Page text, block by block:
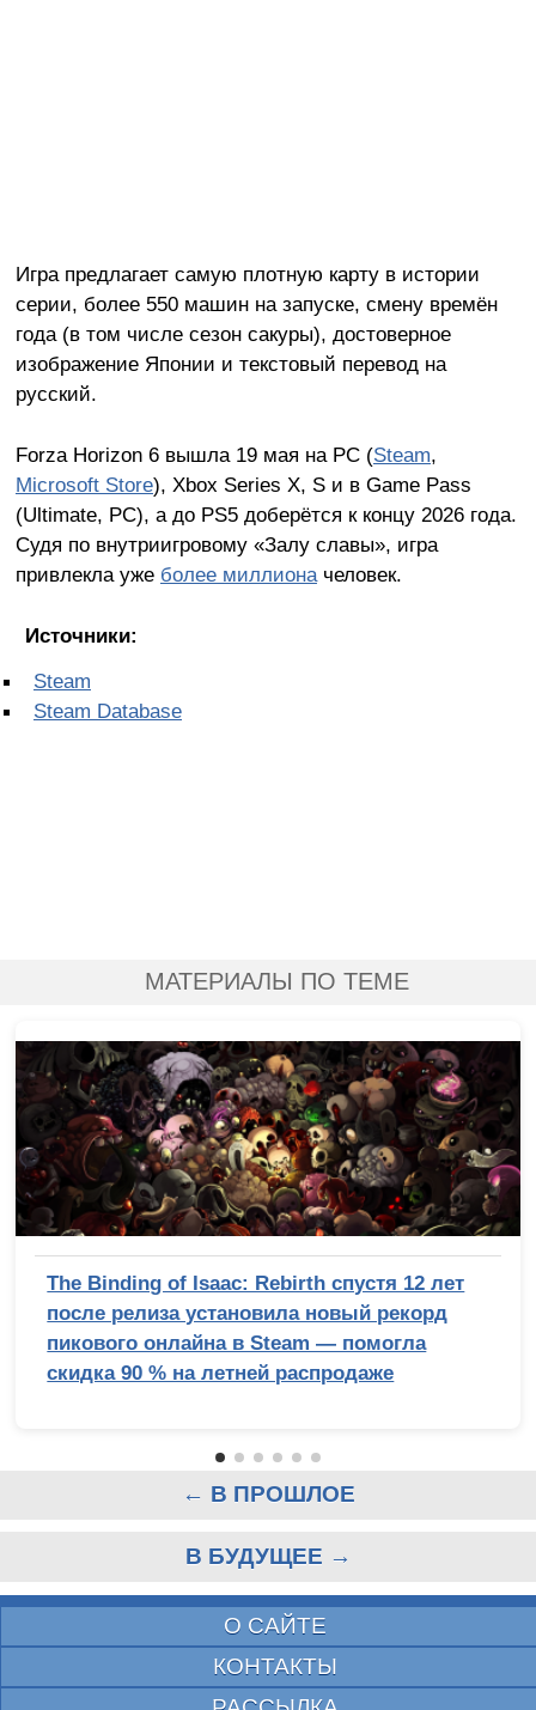
Игра предлагает самую плотную карту в истории
серии, более 550 машин на запуске, смену времён
года (в том числе сезон сакуры), достоверное
изображение Японии и текстовый перевод на
русский.
Forza Horizon 6 вышла 19 мая на PC (Steam,
Microsoft Store), Xbox Series X, S и в Game Pass
(Ultimate, PC), а до PS5 доберётся к концу 2026 года.
Судя по внутриигровому «Залу славы», игра
привлекла уже более миллионачеловек.
Источники:
Steam
Steam Database
МАТЕРИАЛЫ ПО ТЕМЕ
The Binding of Isaac: Rebirth спустя 12 лет
после релиза установила новый рекорд
пикового онлайна в Steam — помогла
скидка 90 % на летней распродаже
← В ПРОШЛОЕ
В БУДУЩЕЕ →
О САЙТЕ
КОНТАКТЫ